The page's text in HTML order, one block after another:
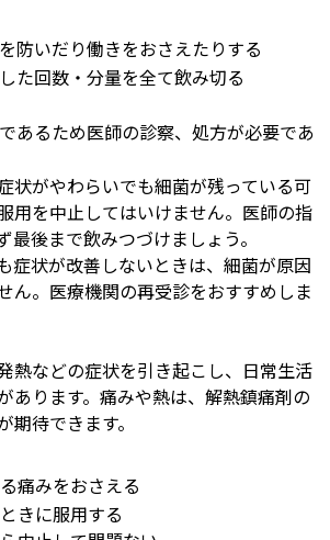
防いだり働きをおさえたりする
た回数・分量を全て飲み切る
あるため医師の診察、処方が必要であ
状がやわらいでも細菌が残っている可
用を中止してはいけません。医師の指
最後まで飲みつづけましょう。
症状が改善しないときは、細菌が原因
ん。医療機関の再受診をおすすめしま
熱などの症状を引き起こし、日常生活
あります。痛みや熱は、解熱鎮痛剤の
待できます。
痛みをおさえる
きに服用する